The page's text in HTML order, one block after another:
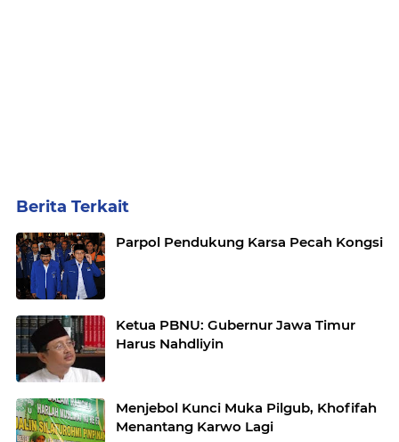
Berita Terkait
Parpol Pendukung Karsa Pecah Kongsi
Ketua PBNU: Gubernur Jawa Timur
Harus Nahdliyin
Menjebol Kunci Muka Pilgub, Khofifah
Menantang Karwo Lagi